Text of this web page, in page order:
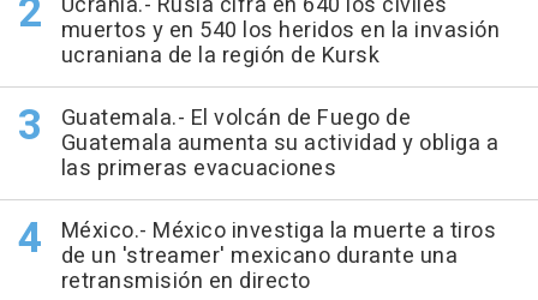
muertos y en 540 los heridos en la invasión
ucraniana de la región de Kursk
Guatemala.- El volcán de Fuego de
Guatemala aumenta su actividad y obliga a
las primeras evacuaciones
México.- México investiga la muerte a tiros
de un 'streamer' mexicano durante una
retransmisión en directo